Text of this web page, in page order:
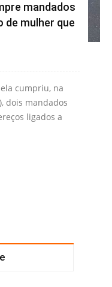
mandados
de mulher que
cumpriu, na
dois mandados
ligados a